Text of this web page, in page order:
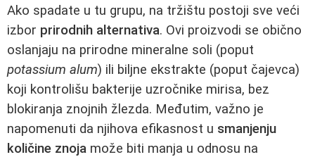
Ako spadate u tu grupu, na tržištu postoji sve veći
izbor prirodnih alternativa. Ovi proizvodi se obično
oslanjaju na prirodne mineralne soli (poput
potassium alum) ili biljne ekstrakte (poput čajevca)
koji kontrolišu bakterije uzročnike mirisa, bez
blokiranja znojnih žlezda. Međutim, važno je
napomenuti da njihova efikasnost u smanjenju
količine znoja može biti manja u odnosu na